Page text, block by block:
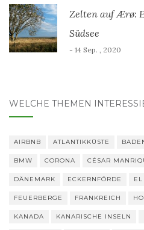
Zelten auf Ærø:
Südsee
- 14 Sep. , 2020
WELCHE THEMEN
AIRBNB ATLANTIKKÜSTE
BMW CORONA CÉSAR
DÄNEMARK ECKERNFÖRDE
FEUERBERGE FRANKREICH
KANADA KANARISCHE INSELN